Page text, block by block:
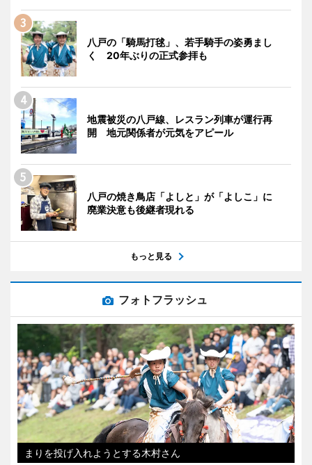
八戸の「騎馬打毬」、若手騎手の姿勇まし
く 20年ぶりの正式参拝も
地震被災の八戸線、レスラン列車が運行再
開 地元関係者が元気をアピール
八戸の焼き鳥店「よしと」が「よしこ」に
廃業決意も後継者現れる
もっと見る
フォトフラッシュ
まりを投げ入れようとする木村さん